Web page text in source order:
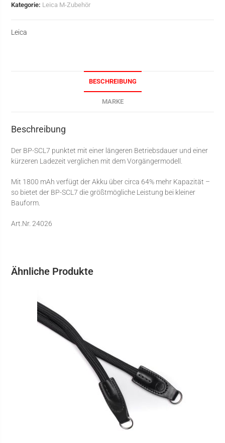
Kategorie: Leica M-Zubehör
Leica
BESCHREIBUNG
MARKE
Beschreibung
Der BP-SCL7 punktet mit einer längeren Betriebsdauer und einer
kürzeren Ladezeit verglichen mit dem Vorgängermodell.
Mit 1800 mAh verfügt der Akku über circa 64% mehr Kapazität –
so bietet der BP-SCL7 die größtmögliche Leistung bei kleiner
Bauform.
Art.Nr. 24026
Ähnliche Produkte